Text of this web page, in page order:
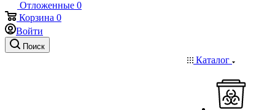
Отложенные 0
Корзина 0
Войти
Поиск
Каталог